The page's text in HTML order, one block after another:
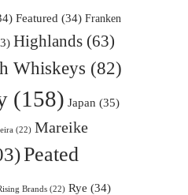
Featured (34) Franken
Highlands(63)
Whiskeys (82)
(158) Japan (35)
(22) Mareike
Peated
Brands(22) Rye (34)